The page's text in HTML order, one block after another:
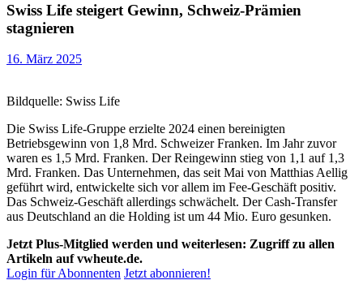
Swiss Life steigert Gewinn, Schweiz-Prämien
stagnieren
16. März 2025
Bildquelle: Swiss Life
Die Swiss Life-Gruppe erzielte 2024 einen bereinigten
Betriebsgewinn von 1,8 Mrd. Schweizer Franken. Im Jahr zuvor
waren es 1,5 Mrd. Franken. Der Reingewinn stieg von 1,1 auf 1,3
Mrd. Franken. Das Unternehmen, das seit Mai von Matthias Aellig
geführt wird, entwickelte sich vor allem im Fee-Geschäft positiv.
Das Schweiz-Geschäft allerdings schwächelt. Der Cash-Transfer
aus Deutschland an die Holding ist um 44 Mio. Euro gesunken.
Jetzt Plus-Mitglied werden und weiterlesen: Zugriff zu allen
Artikeln auf vwheute.de.
Login für Abonnenten Jetzt abonnieren!